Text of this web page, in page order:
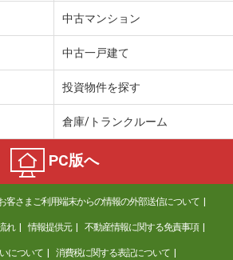
3.40万円
5.30万円
岡山県倉敷市大島
積 50.78m²
2LDK
中古マンション
中古一戸建て
投資物件を探す
倉庫/トランクルーム
PC版へ
客さまご利用端末からの情報の外部送信について
れ 情報提供元 不動産情報に関する免責事項
について 消費税に関する表記について